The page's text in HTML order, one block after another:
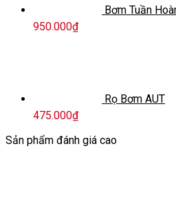
Bơm Tuần
950.000₫
Rọ Bơm AUT
475.000₫
Sản phẩm đánh giá cao